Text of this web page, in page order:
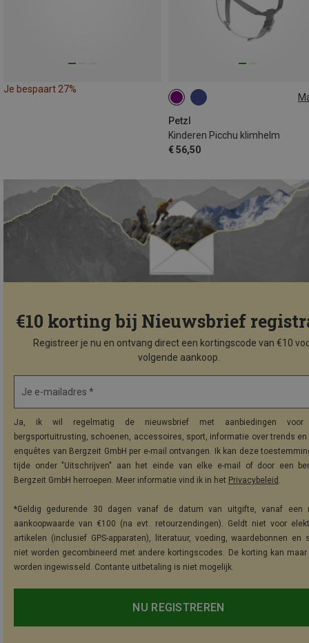
Je bespaart 27%
Petzl
Kinderen Picchu klimhelm
€ 56,50
48-54CM
€10 korting bij Nieuwsbrief
Registreer je nu en ontvang direct een kortingscode van €10
volgende aankoop.
Je e-mailadres *
Ja, ik wil regelmatig de nieuwsbrief met aanbiedingen voor
bergsportuitrusting, schoenen, accessoires, sport, informatie over trends
enquêtes van Bergzeit GmbH per e-mail ontvangen. Ik kan deze
tijde onder "Uitschrijven" aan het einde van elke e-mail of door een
Bergzeit GmbH herroepen. Meer informatie vind ik in het Privacybeleid .
*Geldig gedurende 30 dagen vanaf de datum van uitgifte, vanaf een
aankoopwaarde van €100 (na evt. retourzendingen). Geldt niet voor
artikelen (inclusief GPS-apparaten), literatuur, voeding, waardebonnen en
niet worden gecombineerd met andere kortingscodes. De korting kan maar
worden ingewisseld. Contante uitbetaling is niet mogelijk.
NU REGISTREREN